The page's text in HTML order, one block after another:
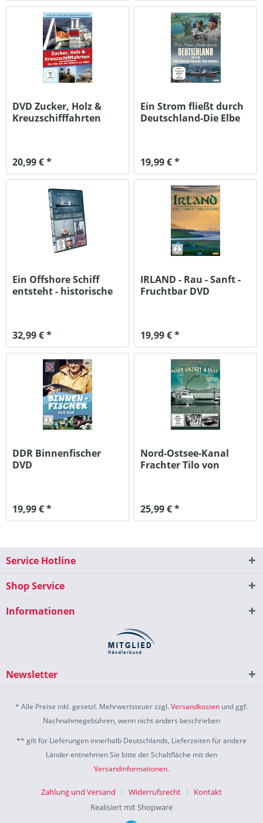
DVD Zucker, Holz &
Kreuzschifffahrten
20,99 € *
Ein Strom fließt durch
Deutschland-Die Elbe
19,99 € *
Ein Offshore Schiff
entsteht - historische
32,99 € *
IRLAND - Rau - Sanft -
Fruchtbar DVD
19,99 € *
DDR Binnenfischer
DVD
19,99 € *
Nord-Ostsee-Kanal
Frachter Tilo von
25,99 € *
Service Hotline
Shop Service
Informationen
Newsletter
* Alle Preise inkl. gesetzl. Mehrwertsteuer zzgl.Versandkosten und ggf.
Nachnahmegebühren, wenn nicht anders beschrieben
** gilt für Lieferungen innerhalb Deutschlands, Lieferzeiten für andere
Länder entnehmen Sie bitte der Schaltfläche mit den
Versandinformationen.
Zahlung und Versand Widerrufsrecht
Kontakt
Realisiert mit Shopware